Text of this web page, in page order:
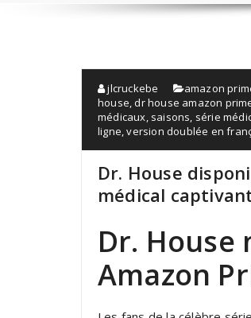
jlcruckebe amazon
house,dr house amazon
médicaux, saisons, série
ligne,version doublée en
Dr. House
médical
Dr.
Amazon